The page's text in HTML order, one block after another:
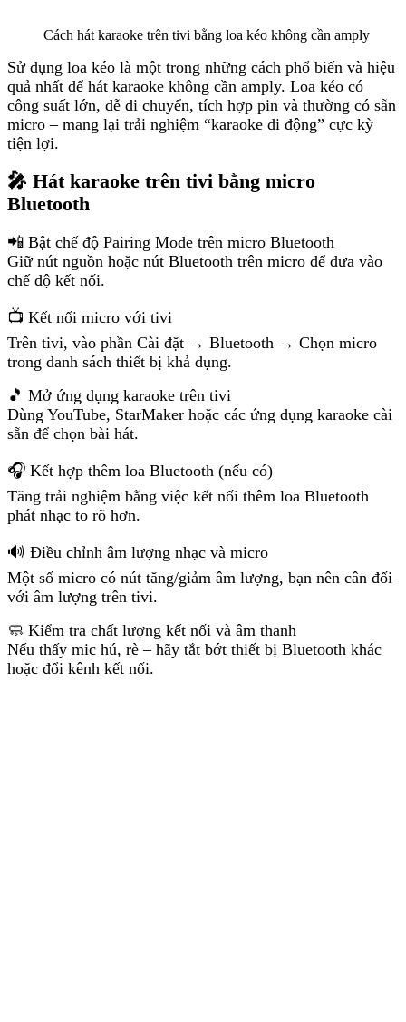
Cách hát karaoke trên tivi bằng loa kéo không cần amply
Sử dụng loa kéo là một trong những cách phổ biến và hiệu
quả nhất để hát karaoke không cần amply. Loa kéo có
công suất lớn, dễ di chuyển, tích hợp pin và thường có sẵn
micro – mang lại trải nghiệm “karaoke di động” cực kỳ
tiện lợi.
🎤 Hát karaoke trên tivi bằng micro
Bluetooth
📲 Bật chế độ Pairing Mode trên micro Bluetooth
Giữ nút nguồn hoặc nút Bluetooth trên micro để đưa vào
chế độ kết nối.
📺 Kết nối micro với tivi
Trên tivi, vào phần Cài đặt → Bluetooth → Chọn micro
trong danh sách thiết bị khả dụng.
🎵 Mở ứng dụng karaoke trên tivi
Dùng YouTube, StarMaker hoặc các ứng dụng karaoke cài
sẵn để chọn bài hát.
🎧 Kết hợp thêm loa Bluetooth (nếu có)
Tăng trải nghiệm bằng việc kết nối thêm loa Bluetooth
phát nhạc to rõ hơn.
🔊 Điều chỉnh âm lượng nhạc và micro
Một số micro có nút tăng/giảm âm lượng, bạn nên cân đối
với âm lượng trên tivi.
🧼 Kiểm tra chất lượng kết nối và âm thanh
Nếu thấy mic hú, rè – hãy tắt bớt thiết bị Bluetooth khác
hoặc đổi kênh kết nối.